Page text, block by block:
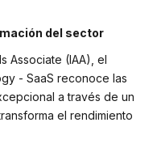
del sector
Associate (IAA), el
- SaaS reconoce las
a través de un
el rendimiento